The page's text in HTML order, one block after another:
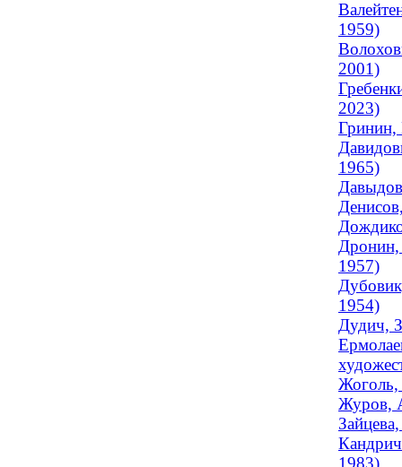
1959)
2001)
2023)
Гринин,
1965)
Дронин,
1957)
1954)
Дудич,
Жоголь,
Журов,